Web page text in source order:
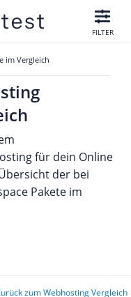
FILTER
im Vergleich
für dein Online
der bei
Pakete im
zum Webhosting Vergleich